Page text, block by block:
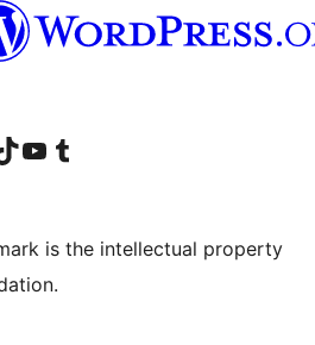
ウントへYouTube チャンネルへ Tumblr アカウントへ
is the intellectual property